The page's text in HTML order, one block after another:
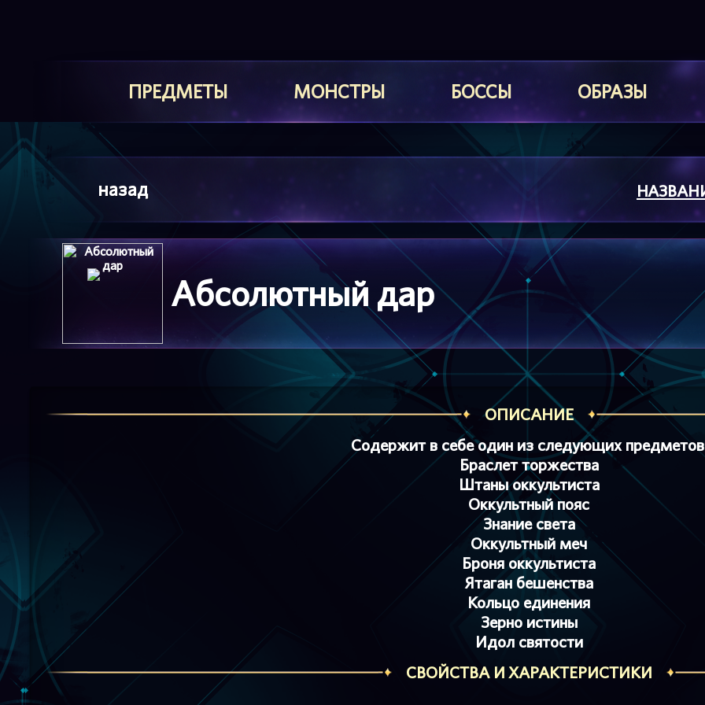
ПРЕДМЕТЫ МОНСТРЫ БОССЫ ОБРАЗЫ
назад
Абсолютный дар
ОПИСАНИЕ
Содержит в себеодиниз следующих
Браслет торжества
Штаны оккультиста
Оккультный пояс
Знание света
Оккультный меч
Броня оккультиста
Ятаган бешенства
Кольцо единения
Зерно истины
Идол святости
СВОЙСТВА И ХАРАКТЕРИСТИКИ